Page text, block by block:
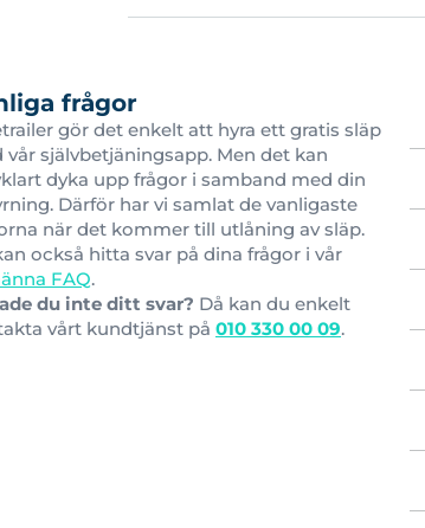
frågor
gör det enkelt att hyra ett gratis släp
vår självbetjäningsapp. Men det kan
dyka upp frågor i samband med din
Därför har vi samlat de vanligaste
när det kommer till utlåning av släp.
också hitta svar på dina frågor i vår
FAQ.
du inte ditt svar? Då kan du enkelt
vårt kundtjänst på 010 330 00 09.